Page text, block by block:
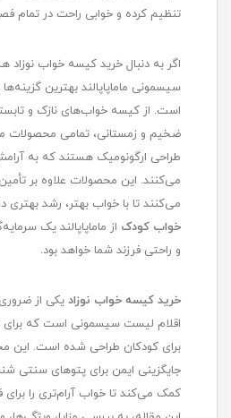
تنظیم کرده و خوابی راحت در تمام
اگر به دنبال خرید کیسه خواب نوزاد
سیسمونی ماماپاپالند بهترین
است. از کیسه خواب‌های نازک و
ضخیم و زمستانی، تمامی محصولات ما
طراحی ارگونومیک هستند که به
می‌کنند. این محصولات علاوه بر
می‌کنند تا با خواب بهتر، رشد بهتری
خواب کودک از ماماپاپالند یک
و راحتی فرزند شما خواهد بود.
خرید کیسه خواب نوزاد یکی از
اقلام لیست سیسمونی است که برای
برای کودکان طراحی شده است. این
جایگزینی ایمن برای پتوهای سنتی
کمک می‌کند تا خواب آرام‌تری را برای